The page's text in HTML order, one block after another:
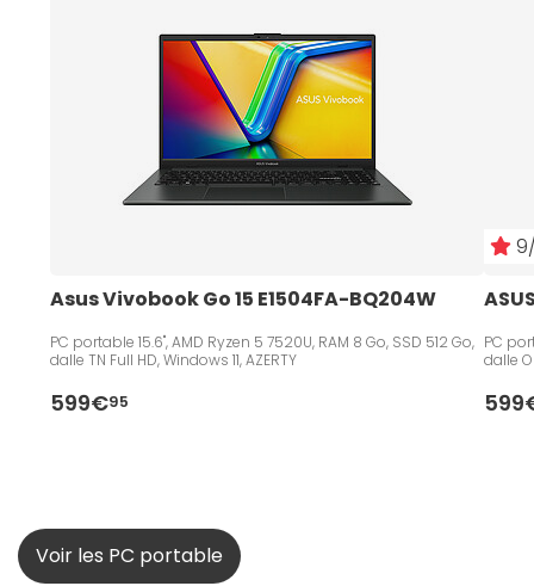
Asus Vivobook Go 15 E1504FA-BQ204W
PC portable 15.6", AMD Ryzen 5 7520U, RAM 8 Go, SSD 512 Go,
dalle TN Full HD, Windows 11, AZERTY
599€95
PC
dalle
Voir les PC portable